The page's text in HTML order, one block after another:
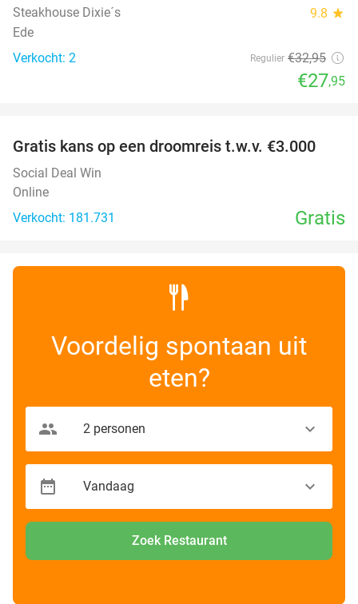
Steakhouse Dixie´s 9.8 star
Ede
Verkocht: 2
Regulier €32,95
€27,95
Gratis kans op een droomreis t.w.v. €3.000
Social Deal Win
Online
Verkocht: 181.731
Gratis
Voordelig spontaan uit
eten?
Zoek Restaurant